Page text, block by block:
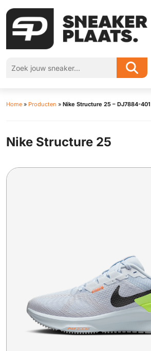
Home » Producten » Nike Structure 25 – DJ7884-401
Nike Structure 25